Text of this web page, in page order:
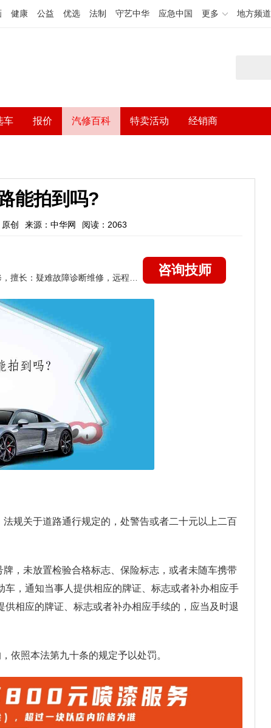
健康 公益 优选 法制 守艺中华 应急中国 更多 地方频道
车 报价 汽修百科 特卖活动 经销商
能拍到吗?
原创 来源：中华网 阅读：2063
咨询技师
规关于道路通行规定的，处警告或者二十元以上二百
，未放置检验合格标志、保险标志，或者未随车携带
，通知当事人提供相应的牌证、标志或者补办相应手
相应的牌证、标志或者补办相应手续的，应当及时退
依照本法第九十条的规定予以处罚。